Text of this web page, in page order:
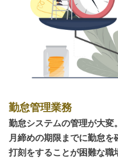
​​勤怠管理業務
勤怠システムの管理が大変。
月締めの期限までに勤怠を
打刻をすることが困難な